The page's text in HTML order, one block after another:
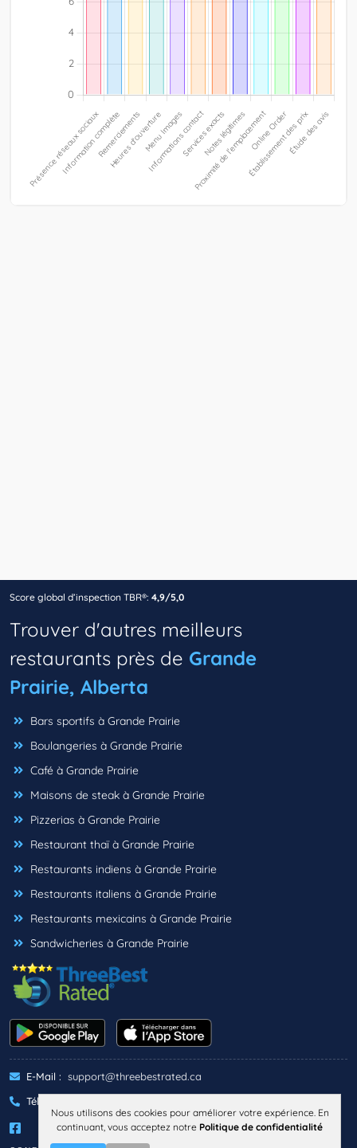
Score global d’inspection TBR®: 4,9/5,0
Trouver d'autres meilleurs
restaurants près de Grande
Prairie, Alberta
Bars sportifs à Grande Prairie
Boulangeries à Grande Prairie
Café à Grande Prairie
Maisons de steak à Grande Prairie
Pizzerias à Grande Prairie
Restaurant thaï à Grande Prairie
Restaurants indiens à Grande Prairie
Restaurants italiens à Grande Prairie
Restaurants mexicains à Grande Prairie
Sandwicheries à Grande Prairie
E-Mail : support@threebestrated.ca
Téléphone :
Nous utilisons des cookies pour améliorer votre expérience. En
continuant, vous acceptez notre Politique de confidentialité